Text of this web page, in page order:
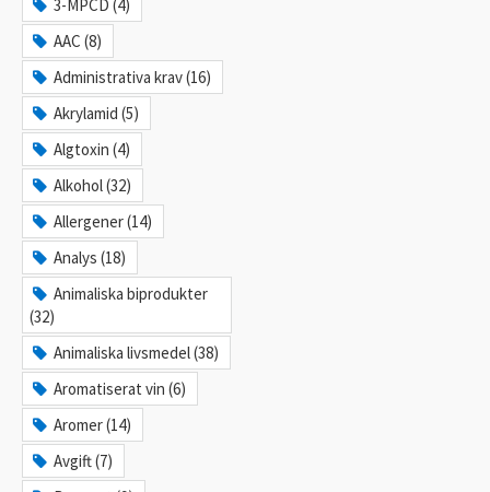
3-MPCD (4)
AAC (8)
Administrativa krav (16)
Akrylamid (5)
Algtoxin (4)
Alkohol (32)
Allergener (14)
Analys (18)
Animaliska biprodukter
(32)
Animaliska livsmedel (38)
Aromatiserat vin (6)
Aromer (14)
Avgift (7)